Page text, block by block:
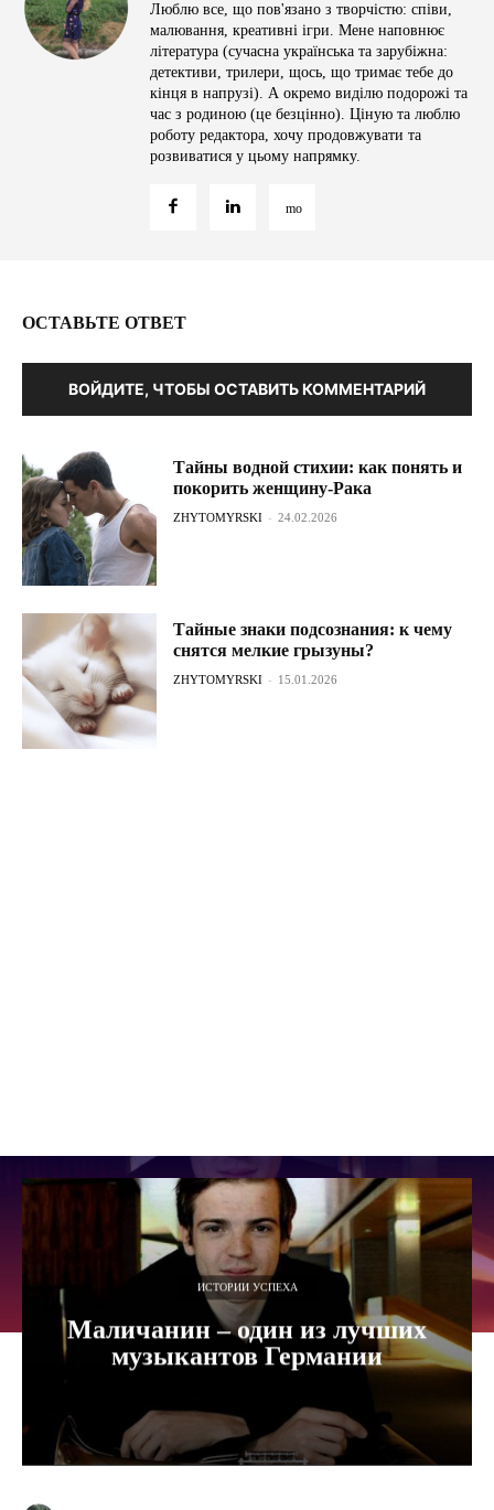
Люблю все, що пов'язано з творчістю: співи,
малювання, креативні ігри. Мене наповнює
література (сучасна українська та зарубіжна:
детективи, трилери, щось, що тримає тебе до
кінця в напрузі). А окремо виділю подорожі та
час з родиною (це безцінно). Ціную та люблю
роботу редактора, хочу продовжувати та
розвиватися у цьому напрямку.
ОСТАВЬТЕ ОТВЕТ
ВОЙДИТЕ, ЧТОБЫ ОСТАВИТЬ КОММЕНТАРИЙ
Тайны водной стихии: как понять и
покорить женщину-Рака
ZHYTOMYRSKI - 24.02.2026
Тайные знаки подсознания: к чему
снятся мелкие грызуны?
ZHYTOMYRSKI - 15.01.2026